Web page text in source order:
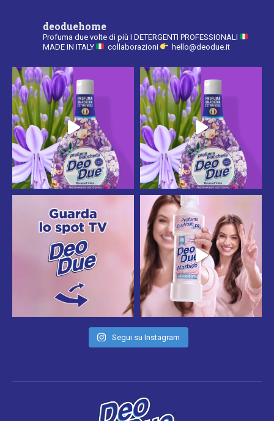
deoduehome
Profuma due volte di più I DETERGENTI PROFESSIONALI
MADE IN ITALY
collaborazioni hello@deodue.it
Segui su Instagram